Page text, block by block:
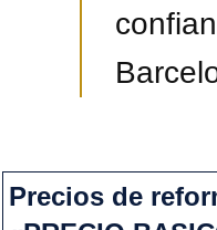
Precios de